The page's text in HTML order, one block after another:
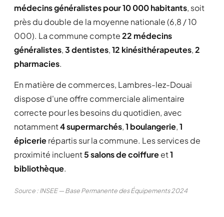
médecins généralistes pour 10 000 habitants, soit
près du double de la moyenne nationale (6,8 / 10
000). La commune compte22 médecins
généralistes,3 dentistes,12 kinésithérapeutes,2
pharmacies.
En matière de commerces, Lambres-lez-Douai
dispose d'une offre commerciale alimentaire
correcte pour les besoins du quotidien, avec
notamment4 supermarchés,1 boulangerie,1
épicerierépartis sur la commune. Les services de
proximité incluent5 salons de coiffureet1
bibliothèque.
Source : INSEE — Base Permanente des Équipements 2024